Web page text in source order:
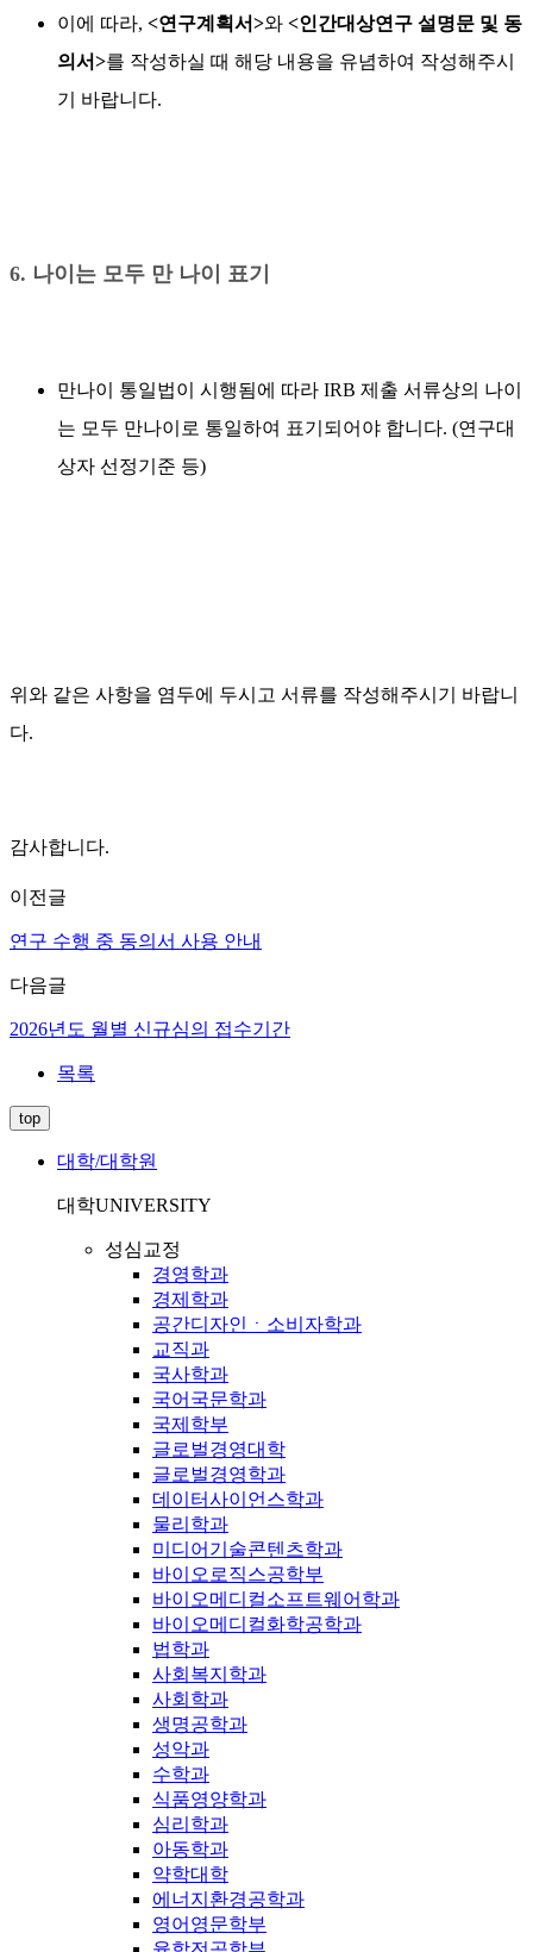
이에 따라, <연구계획서>와 <인간대상연구 설명문 및 동
의서>를 작성하실 때 해당 내용을 유념하여 작성해주시
기 바랍니다.
6. 나이는 모두 만 나이 표기
만나이 통일법이 시행됨에 따라 IRB 제출 서류상의 나이
는 모두 만나이로 통일하여 표기되어야 합니다. (연구대
상자 선정기준 등)
위와 같은 사항을 염두에 두시고 서류를 작성해주시기 바랍니
다.
감사합니다.
이전글
연구 수행 중 동의서 사용 안내
다음글
2026년도 월별 신규심의 접수기간
목록
top
대학/대학원
대학UNIVERSITY
성심교정
경영학과
경제학과
공간디자인ㆍ소비자학과
교직과
국사학과
국어국문학과
국제학부
글로벌경영대학
글로벌경영학과
데이터사이언스학과
물리학과
미디어기술콘텐츠학과
바이오로직스공학부
바이오메디컬소프트웨어학과
바이오메디컬화학공학과
법학과
사회복지학과
사회학과
생명공학과
성악과
수학과
식품영양학과
심리학과
아동학과
약학대학
에너지환경공학과
영어영문학부